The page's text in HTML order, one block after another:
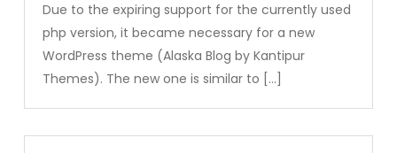
Due to the expiring support for the currently used
php version, it became necessary for a new
WordPress theme (Alaska Blog by Kantipur
Themes). The new one is similar to […]